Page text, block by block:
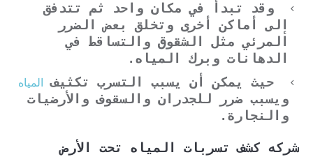
وقد تبدأ في مكان واحد ثم تتدفق
إلى أماكن أخرى وتخلق بعض الضرر
المرئي مثل الشقوق والتساقط في
الدهانات وبرك المياه.
حيث يمكن أن يسبب التسرب تكثيف المياه
ويسبب ضرر للجدران والسقوف والأرضيات
والنجارة.
شركه كشف تسربات المياه تحت الأرض